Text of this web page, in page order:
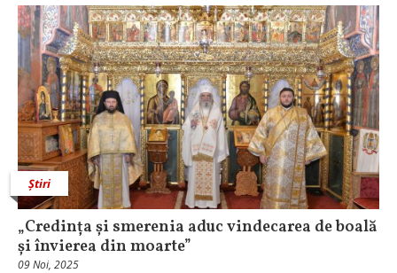
Știri
„Credința și smerenia aduc vindecarea de boală
și învierea din moarte”
09 Noi, 2025